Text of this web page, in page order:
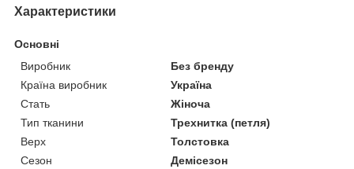
Характеристики
Основні
Виробник
Без бренду
Країна виробник
Україна
Стать
Жіноча
Тип тканини
Трехнитка (петля)
Верх
Толстовка
Сезон
Демісезон